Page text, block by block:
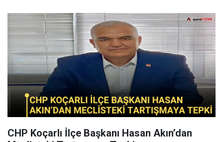
CHP Koçarlı İlçe Başkanı Hasan Akın’dan